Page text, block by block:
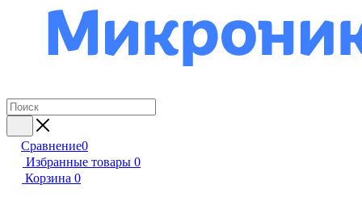
Сравнение0
Избранные товары 0
Корзина 0